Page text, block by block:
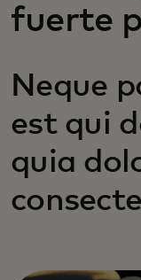
Noticias y
fuerte
Neque
est qui
quia